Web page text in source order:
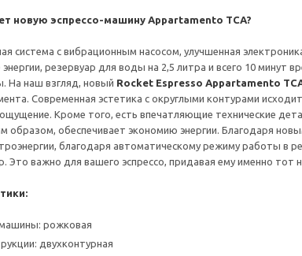
новую эспрессо-машину Appartamento TCA?
система с вибрационным насосом, улучшенная
резервуар для воды на 2,5 литра и всего 10 минут
На наш взгляд, новый Rocket Espresso Appartamento
Современная эстетика с округлыми контурами
Кроме того, есть впечатляющие технические
образом, обеспечивает экономию энергии. Благодаря
благодаря автоматическому режиму работы в
Это важно для вашего эспрессо, придавая ему именно тот
рожковая
двухконтурная